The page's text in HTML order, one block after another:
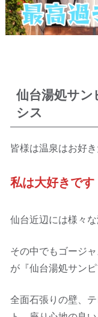
仙台湯処サン
シス
皆様は温泉はお好
私は大好きです
仙台近辺には様々な
その中でもゴージ
が『仙台湯処サンピ
全面石張りの壁、